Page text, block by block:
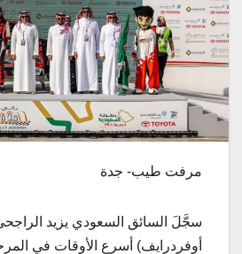
مرفت طيب- جدة
سجَّلَ السائق السعودي يزيد الراجحي
أوفردرايف) أسرع الأوقات في